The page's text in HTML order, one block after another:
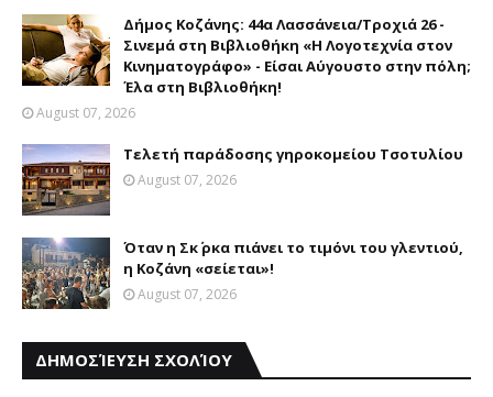
Δήμος Κοζάνης: 44α Λασσάνεια/Τροχιά 26 -
Σινεμά στη Βιβλιοθήκη «Η Λογοτεχνία στον
Κινηματογράφο» - Είσαι Αύγουστο στην πόλη;
Έλα στη Βιβλιοθήκη!
August 07, 2026
Τελετή παράδοσης γηροκομείου Τσοτυλίου
August 07, 2026
Όταν η Σκ΄ ρκα πιάνει το τιμόνι του γλεντιού,
η Κοζάνη «σείεται»!
August 07, 2026
ΔΗΜΟΣΊΕΥΣΗ ΣΧΟΛΊΟΥ